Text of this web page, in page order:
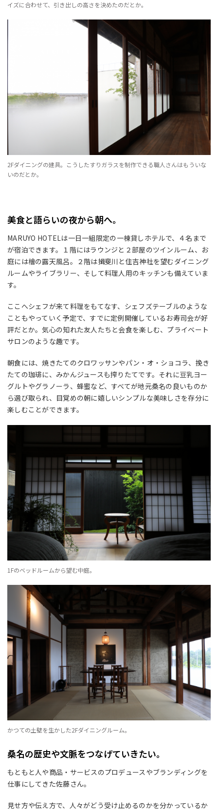
イズに合わせて、引き出しの高さを決めたのだとか。
2Fダイニングの建具。こうしたすりガラスを制作できる職人さんはもういな
いのだとか。
美食と語らいの夜から朝へ。
MARUYO HOTELは一日一組限定の一棟貸しホテルで、４名まで
が宿泊できます。１階にはラウンジと２部屋のツインルーム、お
庭には檜の露天風呂。２階は揖斐川と住吉神社を望むダイニング
ルームやライブラリー、そして料理人用のキッチンも備えていま
す。
ここへシェフが来て料理をもてなす、シェフズテーブルのような
こともやっていく予定で、すでに定例開催しているお寿司会が好
評だとか。気心の知れた友人たちと会食を楽しむ、プライベート
サロンのような趣です。
朝食には、焼きたてのクロワッサンやパン・オ・ショコラ、挽き
たての珈琲に、みかんジュースも搾りたてです。それに豆乳ヨー
グルトやグラノーラ、蜂蜜など、すべてが地元桑名の良いものか
ら選び取られ、目覚めの朝に嬉しいシンプルな美味しさを存分に
楽しむことができます。
1Fのベッドルームから望む中庭。
かつての土壁を生かした2Fダイニングルーム。
桑名の歴史や文脈をつなげていきたい。
もともと人や商品・サービスのプロデュースやブランディングを
仕事にしてきた佐藤さん。
見せ方や伝え方で、人々がどう受け止めるのかを分かっているか